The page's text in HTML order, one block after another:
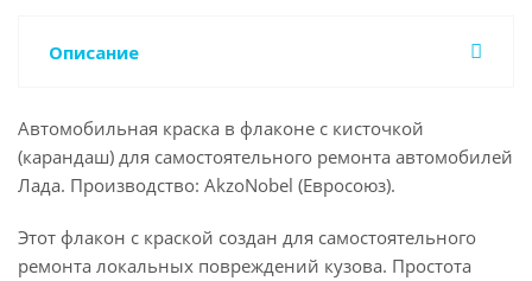
Описание
Автомобильная краска в флаконе с кисточкой
(карандаш) для самостоятельного ремонта автомобилей
Лада. Производство: AkzoNobel (Евросоюз).
Этот флакон с краской создан для самостоятельного
ремонта локальных повреждений кузова. Простота